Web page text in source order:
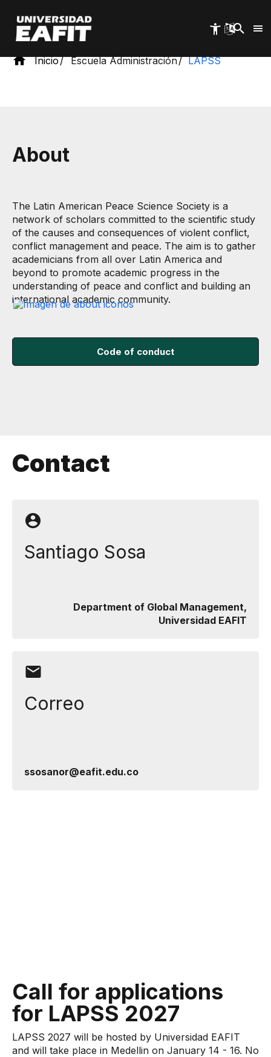
contenido
principal
Inicio Escuela Administración LAPSS
​​​​​​​​​​​​Abo​​ut
The Latin American Peace Science Society is a
network of scholars committed to the scientific study
of the causes and consequences of violent conflict,
conflict management and peace. The aim is to gather
academicians from all over Latin America and
beyond to promote academic progress in the
understanding of peace and conflict and building an
international academic community.
​Code of conduct
Contact
Santiago Sosa
Department of Global Management,
Universidad EAFIT
Correo
ssosanor@eafit.edu.co
Call for applications
for LAPSS 2027
LAPSS 2027 will be hosted by Universidad EAFIT
and will take place in Medellin on January 14 - 16. No